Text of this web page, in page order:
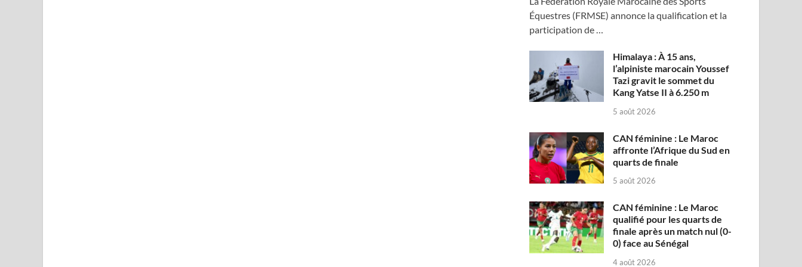
Équestres (FRMSE) annonce la qualification et la
participation de …
Himalaya : À 15 ans,
l’alpiniste marocain Youssef
Tazi gravit le sommet du
Kang Yatse II à 6.250 m
5 août 2026
CAN féminine : Le Maroc
affronte l’Afrique du Sud en
quarts de finale
5 août 2026
CAN féminine : Le Maroc
qualifié pour les quarts de
finale après un match nul (0-
0) face au Sénégal
4 août 2026